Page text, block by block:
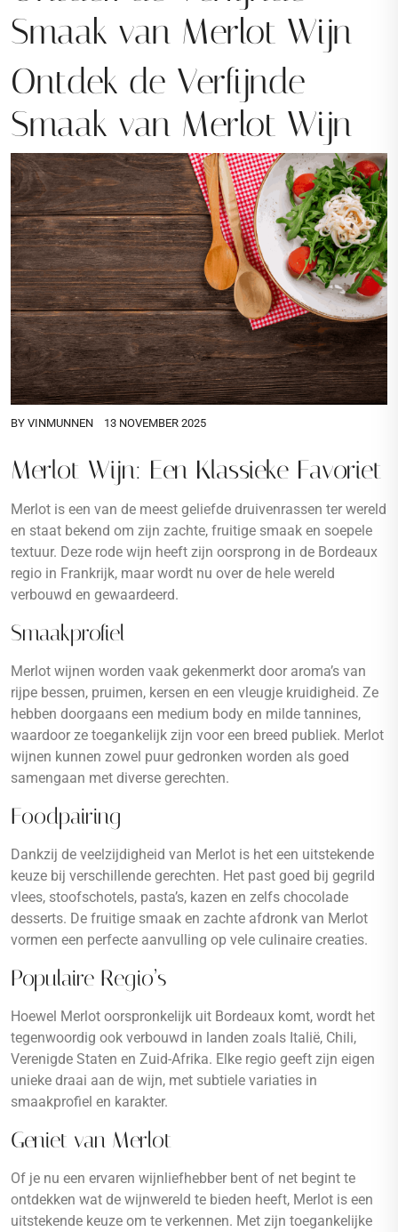
Smaak van Merlot Wijn
Ontdek de Verfijnde
Smaak van Merlot Wijn
BY VINMUNNEN 13 NOVEMBER 2025
Merlot Wijn: Een Klassieke Favoriet
Merlot is een van de meest geliefde druivenrassen ter wereld
en staat bekend om zijn zachte, fruitige smaak en soepele
textuur. Deze rode wijn heeft zijn oorsprong in de Bordeaux
regio in Frankrijk, maar wordt nu over de hele wereld
verbouwd en gewaardeerd.
Smaakprofiel
Merlot wijnen worden vaak gekenmerkt door aroma’s van
rijpe bessen, pruimen, kersen en een vleugje kruidigheid. Ze
hebben doorgaans een medium body en milde tannines,
waardoor ze toegankelijk zijn voor een breed publiek. Merlot
wijnen kunnen zowel puur gedronken worden als goed
samengaan met diverse gerechten.
Foodpairing
Dankzij de veelzijdigheid van Merlot is het een uitstekende
keuze bij verschillende gerechten. Het past goed bij gegrild
vlees, stoofschotels, pasta’s, kazen en zelfs chocolade
desserts. De fruitige smaak en zachte afdronk van Merlot
vormen een perfecte aanvulling op vele culinaire creaties.
Populaire Regio’s
Hoewel Merlot oorspronkelijk uit Bordeaux komt, wordt het
tegenwoordig ook verbouwd in landen zoals Italië, Chili,
Verenigde Staten en Zuid-Afrika. Elke regio geeft zijn eigen
unieke draai aan de wijn, met subtiele variaties in
smaakprofiel en karakter.
Geniet van Merlot
Of je nu een ervaren wijnliefhebber bent of net begint te
ontdekken wat de wijnwereld te bieden heeft, Merlot is een
uitstekende keuze om te verkennen. Met zijn toegankelijke